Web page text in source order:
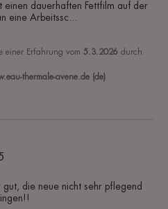
einen dauerhaften Fettfilm auf der
eine Arbeitssc
einer Erfahrung vom 5.3.2026 durch
thermale-avene.de (de)
gut, die neue nicht sehr pflegend